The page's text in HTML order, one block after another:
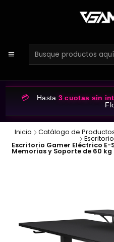
💳 Hasta 3 cuotas sin
Inicio Catálogo de
Escritorio Gamer Eléctrico E-
Memorias y Soporte de 60 kg